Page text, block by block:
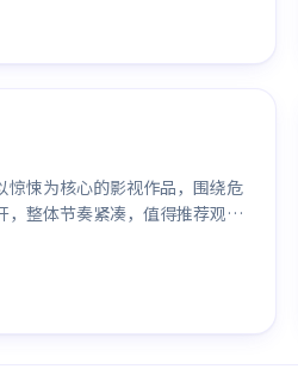
悚为核心的影视作品，围绕危
，整体节奏紧凑，值得推荐观